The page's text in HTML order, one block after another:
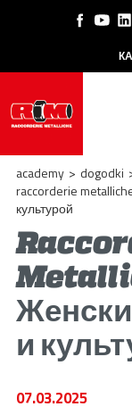
КОМПАНИЯ
ПРОДУКЦИЯ
ESG
АКАДЕМИЯ
BIM
academy > dogodki
raccorderie
культурой
и
07.03.2025